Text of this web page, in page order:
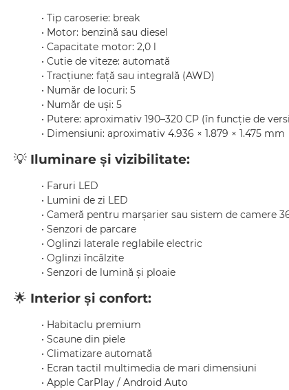
• Tip caroserie: break
• Motor: benzină sau diesel
• Capacitate motor: 2,0 l
• Cutie de viteze: automată
• Tracțiune: față sau integrală (AWD)
• Număr de locuri: 5
• Număr de uși: 5
• Putere: aproximativ 190–320 CP (în funcție de
• Dimensiuni: aproximativ 4.936 × 1.879 × 1.475 mm
💡 Iluminare și vizibilitate:
• Faruri LED
• Lumini de zi LED
• Cameră pentru marșarier sau sistem de camere
• Senzori de parcare
• Oglinzi laterale reglabile electric
• Oglinzi încălzite
• Senzori de lumină și ploaie
🌟 Interior și confort:
• Habitaclu premium
• Scaune din piele
• Climatizare automată
• Ecran tactil multimedia de mari dimensiuni
• Apple CarPlay / Android Auto